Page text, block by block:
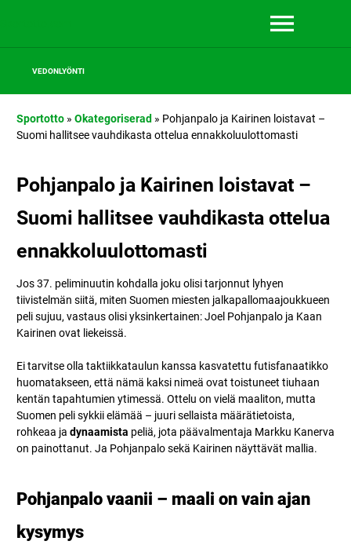
VEDONLYÖNTI
Sportotto » Okategoriserad » Pohjanpalo ja Kairinen loistavat –
Suomi hallitsee vauhdikasta ottelua ennakkoluulottomasti
Pohjanpalo ja Kairinen loistavat –
Suomi hallitsee vauhdikasta ottelua
ennakkoluulottomasti
Jos 37. peliminuutin kohdalla joku olisi tarjonnut lyhyen
tiivistelmän siitä, miten Suomen miesten jalkapallomaajoukkueen
peli sujuu, vastaus olisi yksinkertainen: Joel Pohjanpalo ja Kaan
Kairinen ovat liekeissä.
Ei tarvitse olla taktiikkataulun kanssa kasvatettu futisfanaatikko
huomatakseen, että nämä kaksi nimeä ovat toistuneet tiuhaan
kentän tapahtumien ytimessä. Ottelu on vielä maaliton, mutta
Suomen peli sykkii elämää – juuri sellaista määrätietoista,
rohkeaa ja dynaamista peliä, jota päävalmentaja Markku Kanerva
on painottanut. Ja Pohjanpalo sekä Kairinen näyttävät mallia.
Pohjanpalo vaanii – maali on vain ajan
kysymys